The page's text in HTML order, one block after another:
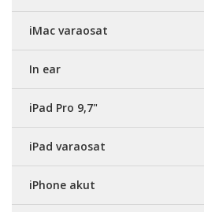
iMac varaosat
In ear
iPad Pro 9,7"
iPad varaosat
iPhone akut